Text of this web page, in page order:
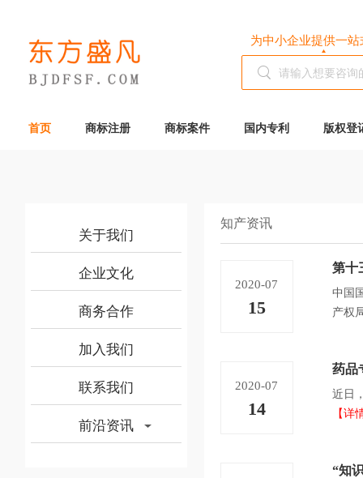
为中小企业提供一站
首页 商标注册 商标案件 国内专利 版权登
关于我们
企业文化
商务合作
加入我们
联系我们
前沿资讯
知产资讯
2020-07
15
第十
中国
产权
2020-07
14
药品
近日
【详
“知